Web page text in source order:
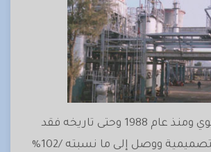
أما التكرير السنوي ومنذ عام 1988 وحتى تاريخه فقد
تجاوز الطاقة التصميمية ووصل إلى ما نسبته /102%